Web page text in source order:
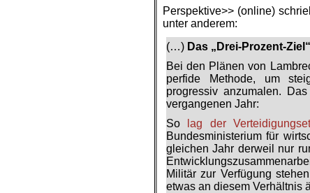
Perspektive>> (online)
unter anderem:
(…) Das „Drei-Prozent-
Bei den Plänen von
perfide Methode, um
progressiv anzumalen.
vergangenen Jahr:
So
lag der
Bundesministerium für
gleichen Jahr derweil nur
Militär zur Verfügung
etwas an diesem Verhältnis